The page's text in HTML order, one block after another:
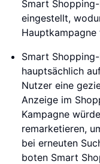
Smart
eingestellt,
Smart
hauptsächlich
Nutzer eine
Anzeige im
Kampagne
remarketieren,
bei erneuten
boten Smart